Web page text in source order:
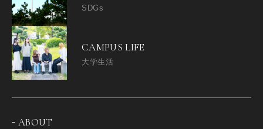
SDGs
CAMPUS LIFE
大学生活
ABOUT